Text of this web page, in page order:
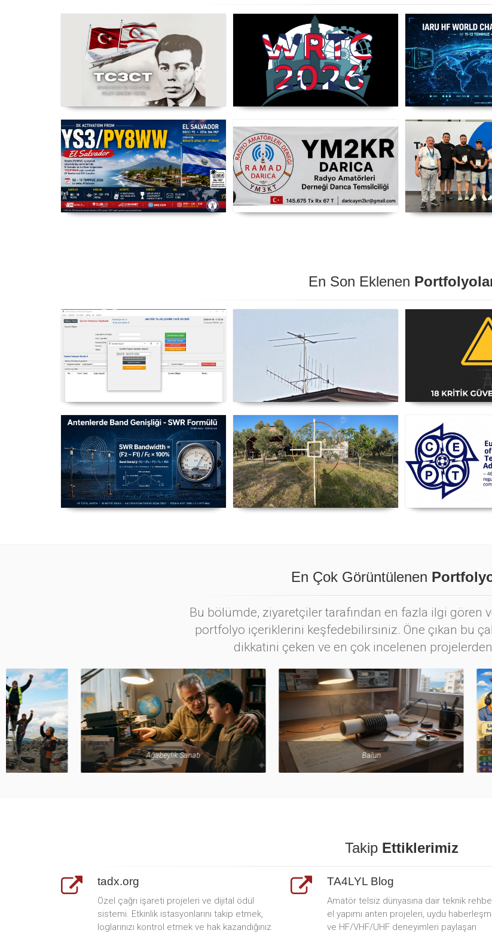
Şehit Pilot Yüzbaşı Cengiz Topel
03 Ağustos - 30 Eylül
WRTC 2026 Şampiyonu Litvanya
IARU HF World
YS3/PY8WW Türkiye'den FT8
RAMAD Darıca Temsilciliği
SP DX
En Son Eklenen
NexQso Telsiz Çevrim Kayıt
Yagi Anten Yönü Nasıl Belirlenir
Amatör Telsiz
Antenlerde Band Genişliği SWR
Manyetik Lup Anten (Magnetic
Posta ve
En Çok Görüntülenen
Bu bölümde, ziyaretçiler tarafından en fazla ilgi gören
portfolyo içeriklerini keşfedebilirsiniz. Öne çıkan bu
dikkatini çeken ve en çok incelenen
Ağabeylik Sanatı Yeni
Takip Ettiklerimiz
tadx.org
Özel çağrı işareti projeleri ve dijital ödül
sistemi. Etkinlik istasyonlarını takip etmek,
loglarınızı kontrol etmek ve hak kazandığınız
TA4LYL Blog
Amatör telsiz dünyasına dair teknik
el yapımı anten projeleri, uydu
ve HF/VHF/UHF deneyimleri paylaşan